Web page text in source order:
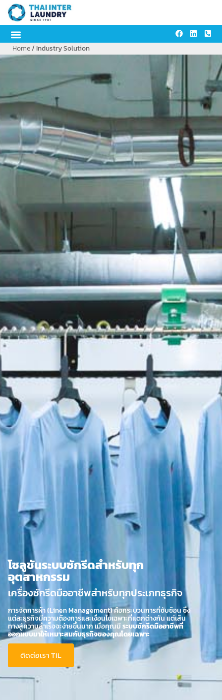
Home/ Industry Solution
โซลูชันระบบซักรีดสำหรับทุก
อุตสาหกรรม
เครื่องซักรีดมืออาชีพสำหรับทุกประเภทธุรกิจ
การจัดการผ้า (Linen Management) คือกระบวนการที่ซับซ้อน ซึ่ง
แต่ละธุรกิจมีความต้องการและเงื่อนไขเฉพาะที่แตกต่างกัน แต่เส้น
ทางสู่ความสำเร็จจะง่ายขึ้นมาก เมื่อคุณมีระบบซักรีดมืออาชีพที่
ออกแบบมาให้เหมาะสมกับธุรกิจของคุณโดยเฉพาะ
ติดต่อเรา TIL